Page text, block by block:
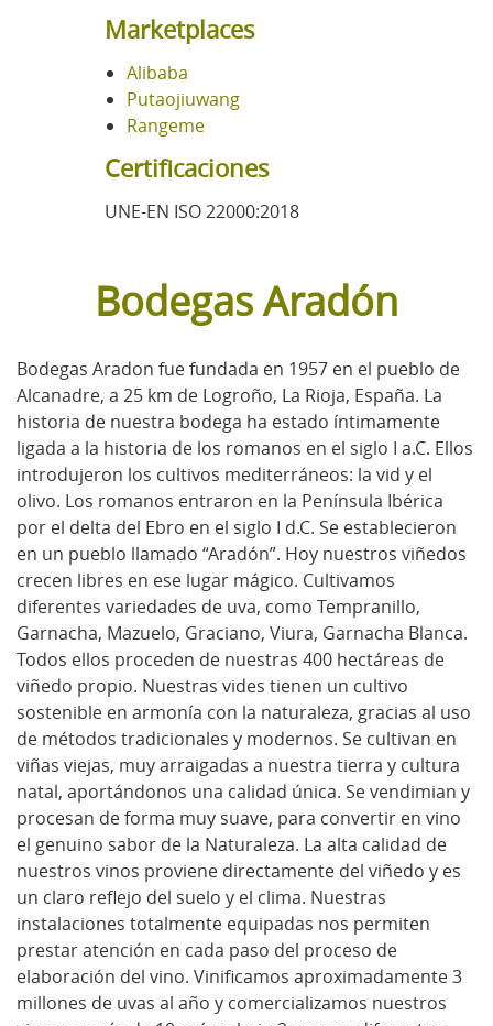
Marketplaces
Alibaba
Putaojiuwang
Rangeme
Certificaciones
UNE-EN ISO 22000:2018
Bodegas Aradón
Bodegas Aradon fue fundada en 1957 en el pueblo de
Alcanadre, a 25 km de Logroño, La Rioja, España. La
historia de nuestra bodega ha estado íntimamente
ligada a la historia de los romanos en el siglo I a.C. Ellos
introdujeron los cultivos mediterráneos: la vid y el
olivo. Los romanos entraron en la Península Ibérica
por el delta del Ebro en el siglo I d.C. Se establecieron
en un pueblo llamado “Aradón”. Hoy nuestros viñedos
crecen libres en ese lugar mágico. Cultivamos
diferentes variedades de uva, como Tempranillo,
Garnacha, Mazuelo, Graciano, Viura, Garnacha Blanca.
Todos ellos proceden de nuestras 400 hectáreas de
viñedo propio. Nuestras vides tienen un cultivo
sostenible en armonía con la naturaleza, gracias al uso
de métodos tradicionales y modernos. Se cultivan en
viñas viejas, muy arraigadas a nuestra tierra y cultura
natal, aportándonos una calidad única. Se vendimian y
procesan de forma muy suave, para convertir en vino
el genuino sabor de la Naturaleza. La alta calidad de
nuestros vinos proviene directamente del viñedo y es
un claro reflejo del suelo y el clima. Nuestras
instalaciones totalmente equipadas nos permiten
prestar atención en cada paso del proceso de
elaboración del vino. Vinificamos aproximadamente 3
millones de uvas al año y comercializamos nuestros